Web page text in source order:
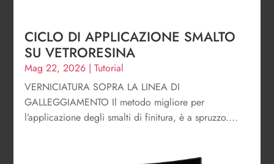
CICLO DI APPLICAZIONE SMALTO
SU VETRORESINA
Mag 22, 2026 |Tutorial
VERNICIATURA SOPRA LA LINEA DI
GALLEGGIAMENTO Il metodo migliore per
l’applicazione degli smalti di finitura, è a spruzzo....